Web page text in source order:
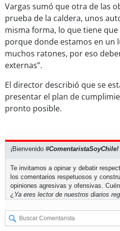
Vargas sumó que otra de las
prueba de la caldera, unos
misma forma, lo que tiene
porque donde estamos en un
muchos ratones, por eso
externas”.
El director describió que se
presentar el plan de
pronto posible.
¡Bienvenido #ComentaristaSoyChile!
Te invitamos a opinar y debatir
los comentarios respetuosos y
opiniones agresivas y ofensivas.
¿Ya eres lector de nuestros diarios